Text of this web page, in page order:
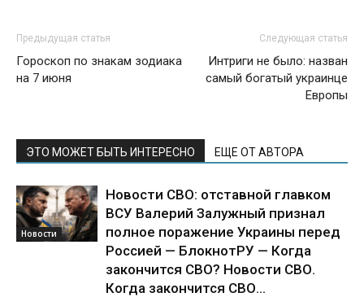
Предыдущая статья
Гороскоп по знакам зодиака
на 7 июня
Следующая статья
Интриги не было: назван
самый богатый украинце
Европы
ЭТО МОЖЕТ БЫТЬ ИНТЕРЕСНО ЕЩЕ ОТ АВТОРА
Новости
Новости СВО: отставной главком
ВСУ Валерий Залужный признал
полное поражение Украины перед
Россией — БлокнотРУ — Когда
закончится СВО? Новости СВО.
Когда закончится СВО...